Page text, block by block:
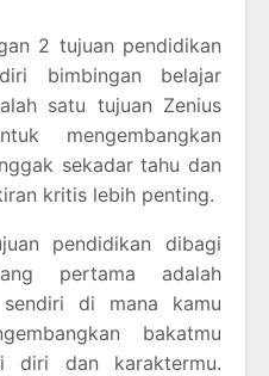
2 tujuan pendidikan
bimbingan belajar
satu tujuan Zenius
mengembangkan
sekadar tahu dan
kritis lebih penting.
pendidikan dibagi
pertama adalah
di mana kamu
bakatmu
diri dan karaktermu.